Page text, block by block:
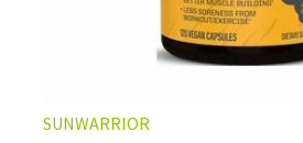
SUNWARRIOR